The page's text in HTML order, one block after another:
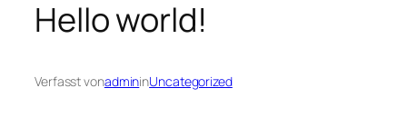
Hello world!
Verfasst vonadmininUncategorized